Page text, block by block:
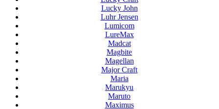
Lucky John
Luhr Jensen
Lumicom
LureMax
Madcat
Magbite
Magellan
Major Craft
Maria
Marukyu
Maruto
Maximus